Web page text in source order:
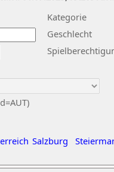
Kategorie
Geschlecht
Salzburg